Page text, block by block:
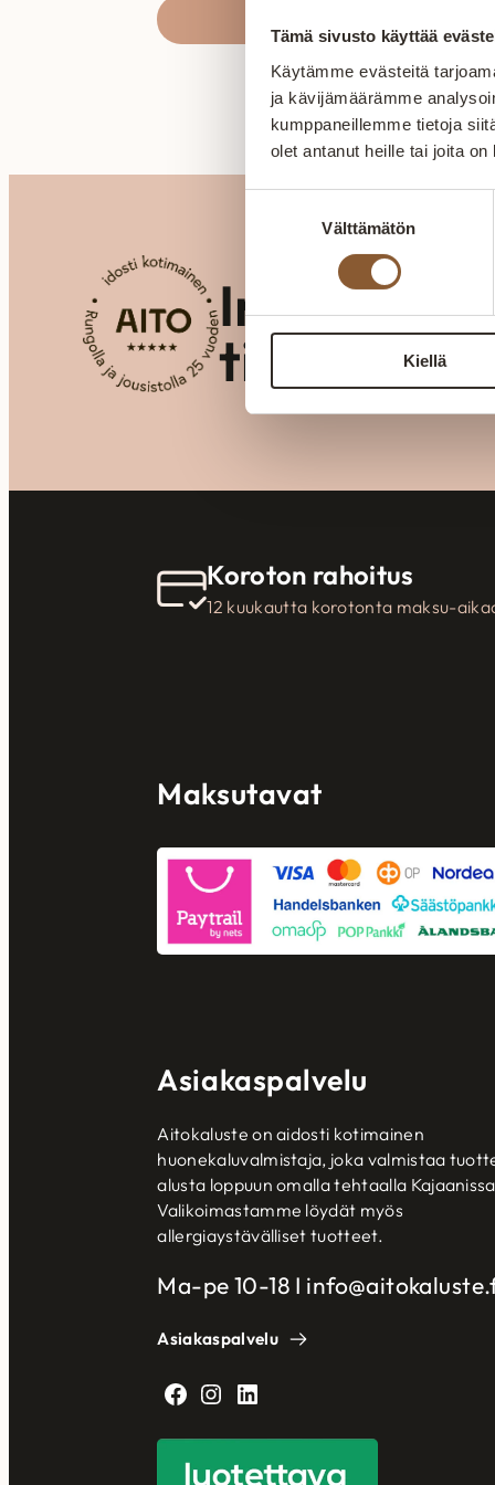
Tämä sivusto käyttää
Käytämme evästeitä
ja kävijämäärämme
kumppaneillemme tietoja
olet antanut heille tai joita
Välttämätön
Kiellä
Laadukas…
Koroton rahoitus
12 kuukautta korotonta maksu-
Maksutavat
Asiakaspalvelu
Aitokaluste on aidosti kotimainen
huonekaluvalmistaja, joka valmistaa
alusta loppuun omalla tehtaalla
Valikoimastamme löydät myös
allergiaystävälliset tuotteet.
Ma-pe 10-18 I
Asiakaspalvelu
Facebook Instagram LinkedIn